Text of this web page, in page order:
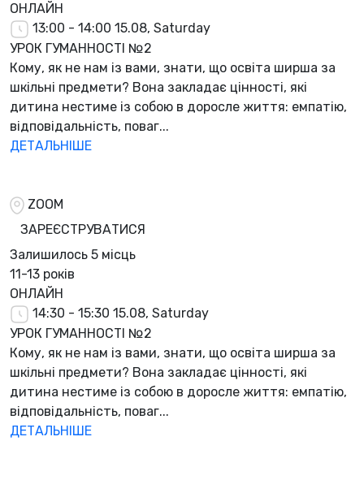
ОНЛАЙН
13:00 - 14:00 15.08, Saturday
УРОК ГУМАННОСТІ №2
Кому, як не нам із вами, знати, що освіта ширша за
шкільні предмети? Вона закладає цінності, які
дитина нестиме із собою в доросле життя: емпатію,
відповідальність, поваг...
ДЕТАЛЬНІШЕ
ZOOM
ЗАРЕЄСТРУВАТИСЯ
Залишилось 5 місць
11-13 років
ОНЛАЙН
14:30 - 15:30 15.08, Saturday
УРОК ГУМАННОСТІ №2
Кому, як не нам із вами, знати, що освіта ширша за
шкільні предмети? Вона закладає цінності, які
дитина нестиме із собою в доросле життя: емпатію,
відповідальність, поваг...
ДЕТАЛЬНІШЕ